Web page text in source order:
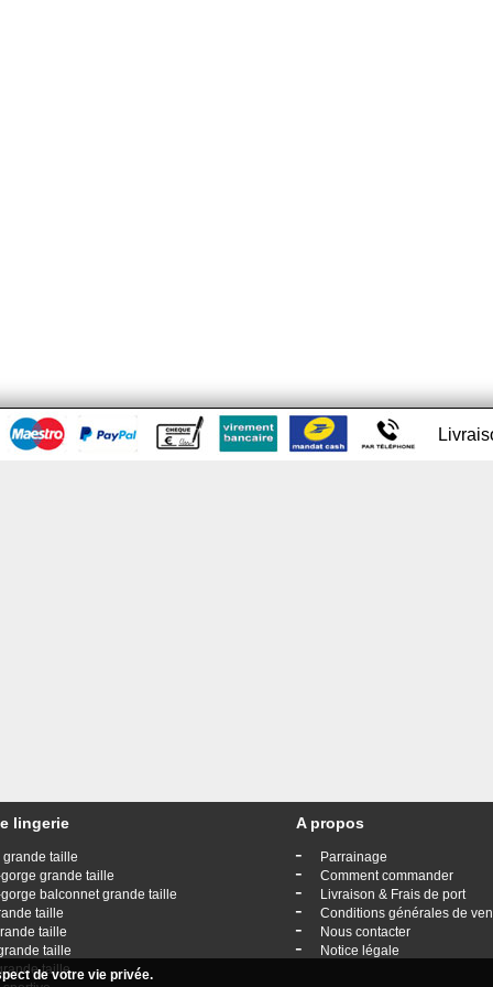
lingerie
grande taille
grande taille
balconnet grande taille
taille
taille
taille
taille
A propos
- Parrainage
- Comment commander
- Livraison & Frais de port
- Conditions générales de
- Nous contacter
-
Notice légale
de votre vie privée.